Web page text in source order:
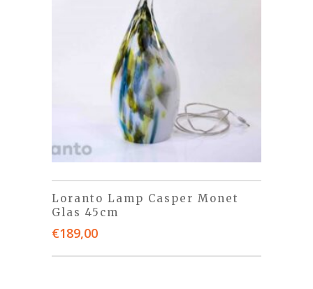
Loranto Lamp Casper Monet
Glas 45cm
€189,00